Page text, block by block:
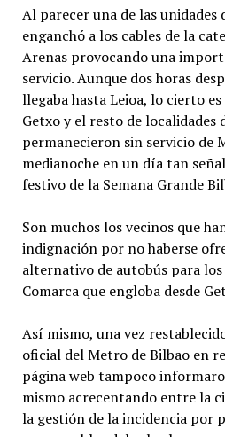
Al parecer una de las unidades
enganchó a los cables de la
Arenas provocando una
servicio. Aunque dos horas
llegaba hasta Leioa, lo cierto
Getxo y el resto de localidades
permanecieron sin servicio de
medianoche en un día tan
festivo de la Semana Grande
Son muchos los vecinos que
indignación por no haberse
alternativo de autobús para los
Comarca que engloba desde
Así mismo, una vez
oficial del Metro de Bilbao en
página web tampoco
mismo acrecentando entre la
la gestión de la incidencia por